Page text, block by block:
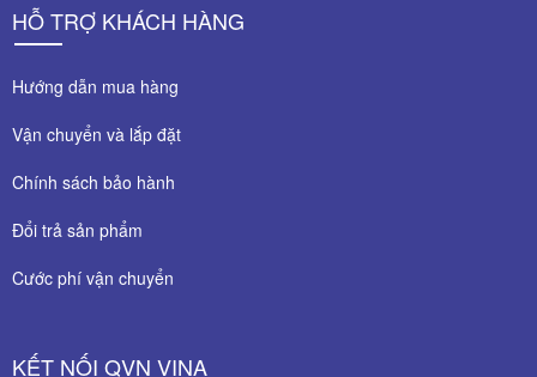
HỖ TRỢ KHÁCH HÀNG
Hướng dẫn mua hàng
Vận chuyển và lắp đặt
Chính sách bảo hành
Đổi trả sản phẩm
Cước phí vận chuyển
KẾT NỐI QVN VINA